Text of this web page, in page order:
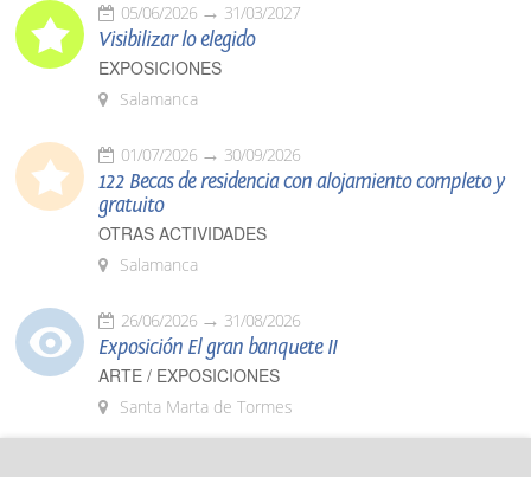
05/06/2026 31/03/2027
Visibilizar lo elegido
EXPOSICIONES
Salamanca
01/07/2026 30/09/2026
122 Becas de residencia con alojamiento completo y
gratuito
OTRAS ACTIVIDADES
Salamanca
26/06/2026 31/08/2026
Exposición El gran banquete II
ARTE / EXPOSICIONES
Santa Marta de Tormes